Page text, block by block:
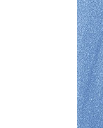
위대
세상
메이
할란
광부